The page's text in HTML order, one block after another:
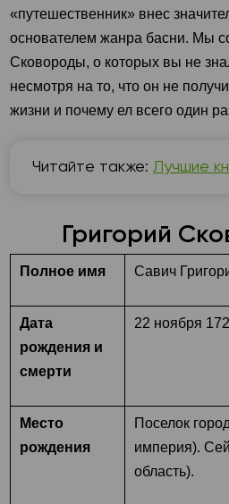
«путешественник» внес
основателем жанра басни. Мы
Сковороды, о которых вы не
несмотря на то, что он не
жизни и почему ел всего один
Читайте также: Лучшие
Григорий
Полное имя Савич
Дата
рождения и
смерти
22 ноября
Место
рождения
Поселок
империя).
область).